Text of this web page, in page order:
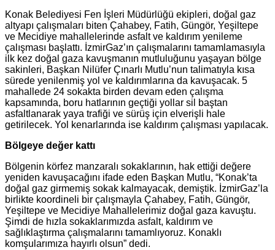
Konak Belediyesi Fen İşleri Müdürlüğü ekipleri, doğal gaz
altyapı çalışmaları biten Çahabey, Fatih, Güngör, Yeşiltepe
ve Mecidiye mahallelerinde asfalt ve kaldırım yenileme
çalışması başlattı. İzmirGaz’ın çalışmalarını tamamlamasıyla
ilk kez doğal gaza kavuşmanın mutluluğunu yaşayan bölge
sakinleri, Başkan Nilüfer Çınarlı Mutlu’nun talimatıyla kısa
sürede yenilenmiş yol ve kaldırımlarına da kavuşacak. 5
mahallede 24 sokakta birden devam eden çalışma
kapsamında, boru hatlarının geçtiği yollar sil baştan
asfaltlanarak yaya trafiği ve sürüş için elverişli hale
getirilecek. Yol kenarlarında ise kaldırım çalışması yapılacak.
Bölgeye değer kattı
Bölgenin körfez manzaralı sokaklarının, hak ettiği değere
yeniden kavuşacağını ifade eden Başkan Mutlu, “Konak’ta
doğal gaz girmemiş sokak kalmayacak, demiştik. İzmirGaz’la
birlikte koordineli bir çalışmayla Çahabey, Fatih, Güngör,
Yeşiltepe ve Mecidiye Mahallelerimiz doğal gaza kavuştu.
Şimdi de hızla sokaklarımızda asfalt, kaldırım ve
sağlıklaştırma çalışmalarını tamamlıyoruz. Konaklı
komşularımıza hayırlı olsun” dedi.